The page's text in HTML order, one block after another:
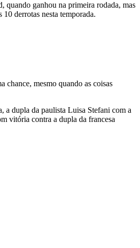
quando ganhou na primeira rodada, mas
derrotas nesta temporada.
chance, mesmo quando as coisas
a dupla da paulista Luisa Stefani com a
vitória contra a dupla da francesa